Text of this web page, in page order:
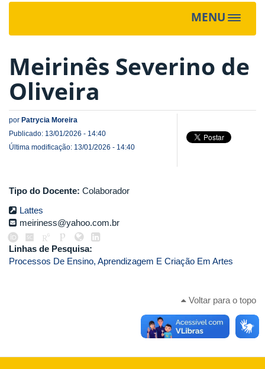
MENU
Toggle
Meirinês Severino de
Oliveira
por Patrycia Moreira
Publicado: 13/01/2026 - 14:40
Última modificação: 13/01/2026 - 14:40
Tipo do Docente: Colaborador
Lattes
meiriness@yahoo.com.br
Linhas de Pesquisa:
Processos De Ensino, Aprendizagem E Criação Em Artes
Voltar para o topo